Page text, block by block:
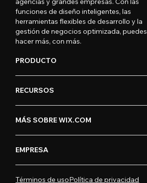
funciones de diseño inteligentes, las
herramientas flexibles de desarrollo y la
gestión de negocios optimizada, puedes
hacer más, con más.
PRODUCTO
RECURSOS
MÁS SOBRE WIX.COM
EMPRESA
Términos de usoPolítica de privacidad